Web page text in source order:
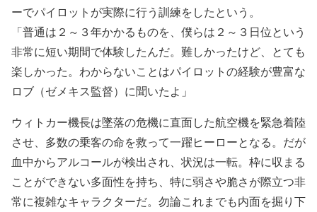
ーでパイロットが実際に行う訓練をしたという。
「普通は２～３年かかるものを、僕らは２～３日位という
非常に短い期間で体験したんだ。難しかったけど、とても
楽しかった。わからないことはパイロットの経験が豊富な
ロブ（ゼメキス監督）に聞いたよ」
ウィトカー機長は墜落の危機に直面した航空機を緊急着陸
させ、多数の乗客の命を救って一躍ヒーローとなる。だが
血中からアルコールが検出され、状況は一転。枠に収まる
ことができない多面性を持ち、特に弱さや脆さが際立つ非
常に複雑なキャラクターだ。勿論これまでも内面を掘り下